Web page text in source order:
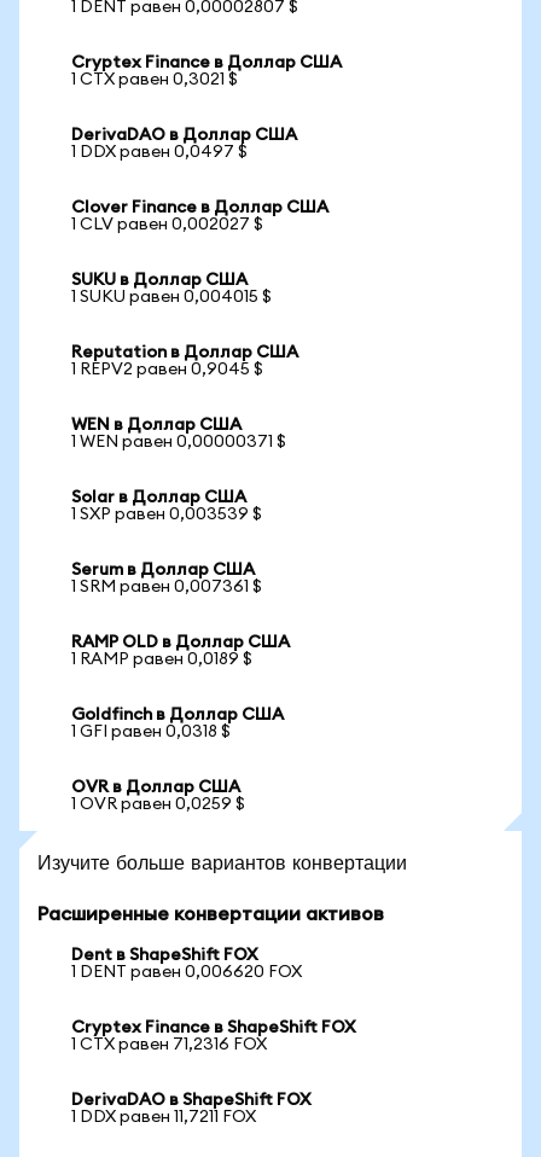
1 DENT равен 0,00002807 $
Cryptex Finance в Доллар США
1 CTX равен 0,3021 $
DerivaDAO в Доллар США
1 DDX равен 0,0497 $
Clover Finance в Доллар США
1 CLV равен 0,002027 $
SUKU в Доллар США
1 SUKU равен 0,004015 $
Reputation в Доллар США
1 REPV2 равен 0,9045 $
WEN в Доллар США
1 WEN равен 0,00000371 $
Solar в Доллар США
1 SXP равен 0,003539 $
Serum в Доллар США
1 SRM равен 0,007361 $
RAMP OLD в Доллар США
1 RAMP равен 0,0189 $
Goldfinch в Доллар США
1 GFI равен 0,0318 $
OVR в Доллар США
1 OVR равен 0,0259 $
Изучите больше вариантов конвертации
Расширенные конвертации активов
Dent в ShapeShift FOX
1 DENT равен 0,006620 FOX
Cryptex Finance в ShapeShift FOX
1 CTX равен 71,2316 FOX
DerivaDAO в ShapeShift FOX
1 DDX равен 11,7211 FOX